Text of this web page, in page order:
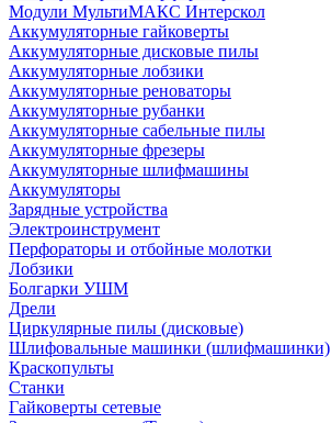
Модули МультиМАКС Интерскол
Аккумуляторные гайковерты
Аккумуляторные дисковые пилы
Аккумуляторные лобзики
Аккумуляторные реноваторы
Аккумуляторные рубанки
Аккумуляторные сабельные пилы
Аккумуляторные фрезеры
Аккумуляторные шлифмашины
Аккумуляторы
Зарядные устройства
Электроинструмент
Перфораторы и отбойные молотки
Лобзики
Болгарки УШМ
Дрели
Циркулярные пилы (дисковые)
Шлифовальные машинки (шлифмашинки)
Краскопульты
Станки
Гайковерты сетевые